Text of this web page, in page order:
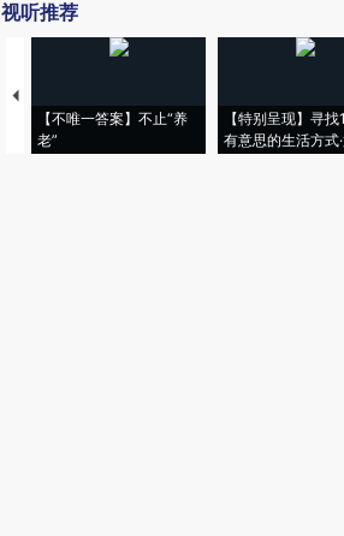
视听推荐
【不唯一答案】不止“养
老”
【特别呈现】寻
有意思的生活方式